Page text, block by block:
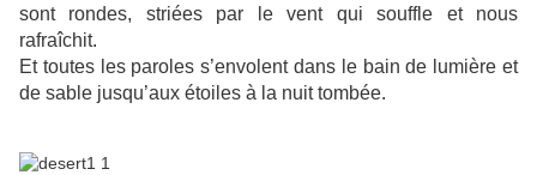
sont rondes, striées par le vent qui souffle et nous
rafraîchit.
Et toutes les paroles s’envolent dans le bain de lumière et
de sable jusqu’aux étoiles à la nuit tombée.